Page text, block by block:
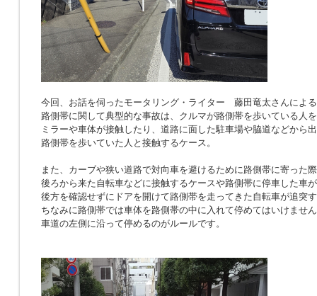
今回、お話を伺ったモータリング・ライター 藤田竜太さんによ
路側帯に関して典型的な事故は、クルマが路側帯を歩いている人
ミラーや車体が接触したり、道路に面した駐車場や脇道などから
路側帯を歩いていた人と接触するケース。
また、カーブや狭い道路で対向車を避けるために路側帯に寄った
後ろから来た自転車などに接触するケースや路側帯に停車した車
後方を確認せずにドアを開けて路側帯を走ってきた自転車が追突
ちなみに路側帯では車体を路側帯の中に入れて停めてはいけませ
車道の左側に沿って停めるのがルールです。